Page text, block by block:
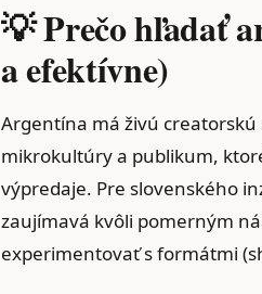
💡 Prečo hľadať
a efektívne)
Argentína má živú
mikrokultúry a publikum,
výpredaje. Pre slovenského
zaujímavá kvôli pomerným
experimentovať s formátmi